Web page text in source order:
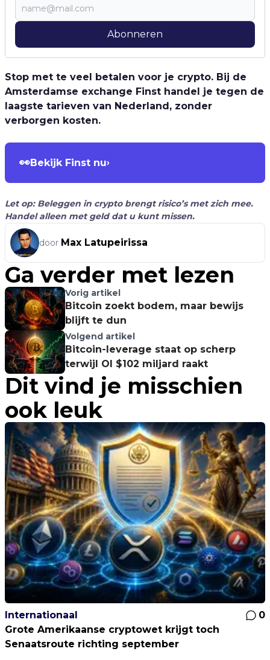
Abonneren
Stop met te veel betalen voor je crypto. Bij de
Amsterdamse exchange Finst handel je tegen de
laagste tarieven van Nederland, zonder
verborgen kosten.
👀Bekijk Finst nu›
Let op: Beleggen in crypto brengt risico’s met zich mee.
Handel alleen met geld dat u kunt missen.
door Max Latupeirissa
Ga verder met lezen
Vorig artikel
Bitcoin zoekt bodem, maar bewijs
blijft te dun
Volgend artikel
Bitcoin-leverage staat op scherp
terwijl OI $102 miljard raakt
Dit vind je misschien
ook leuk
Internationaal
0
Grote Amerikaanse cryptowet krijgt toch
Senaatsroute richting september